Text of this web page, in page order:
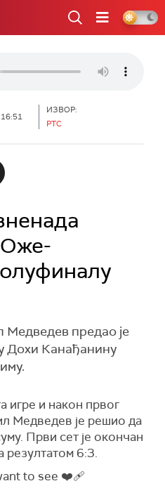
ИЗВОР:
РТС
Медведев предао је
Дохи Канађанину
игре и након првог
Медведев је решио да
Први сет је окончан
резултатом 6:3.
to see ❤️‍🩹